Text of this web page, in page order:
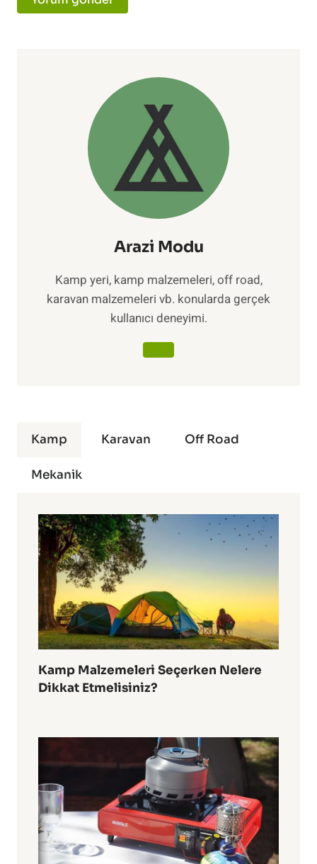
Arazi Modu
Kamp yeri, kamp malzemeleri, off road,
karavan malzemeleri vb. konularda gerçek
kullanıcı deneyimi.
Kamp Karavan Off Road
Mekanik
Kamp Malzemeleri Seçerken Nelere
Dikkat Etmelisiniz?